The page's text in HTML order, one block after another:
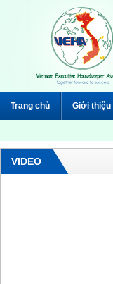
Trang chủ Giới thiệu
VIDEO